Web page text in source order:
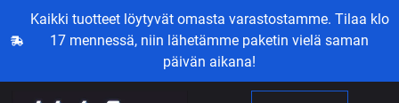
Kaikki tuotteet löytyvät omasta varastostamme. Tilaa klo
17 mennessä, niin lähetämme paketin vielä saman
päivän aikana!